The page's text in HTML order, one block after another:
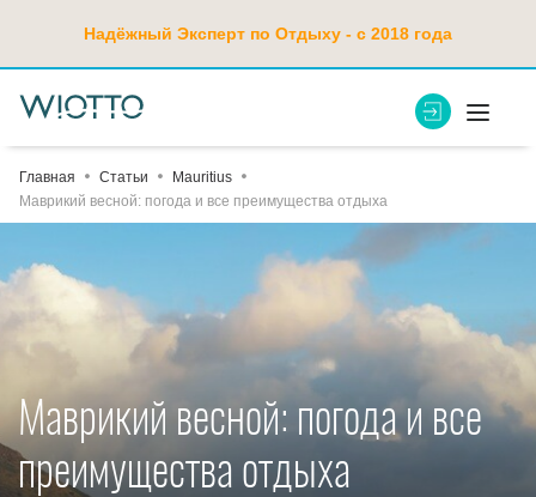
Надёжный Эксперт по Отдыху - с 2018 года
Главная Статьи
Mauritius
Маврикий весной: погода и все преимущества отдыха
Маврикий весной: погода и все
преимущества отдыха